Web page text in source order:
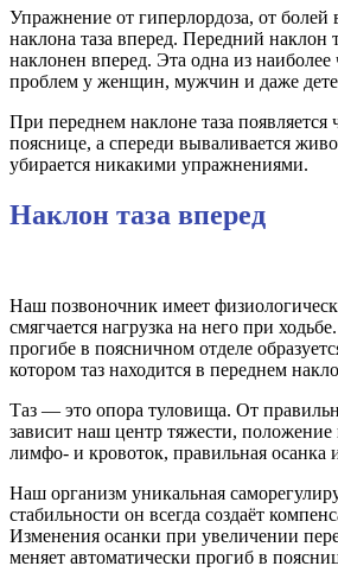
Упражнение от гиперлордоза, от болей
наклона таза вперед. Передний наклон
наклонен вперед. Эта одна из
проблем у женщин, мужчин и даже
При переднем наклоне таза
пояснице, а спереди вываливается
убирается никакими упражнениями.
Наклон таза вперед
Наш позвоночник имеет
смягчается нагрузка на него при
прогибе в поясничном отделе
котором таз находится в переднем
Таз — это опора туловища. От
зависит наш центр тяжести, положение
лимфо- и кровоток, правильная осанка
Наш организм уникальная
стабильности он всегда создаёт
Изменения осанки при увеличении
меняет автоматически прогиб в